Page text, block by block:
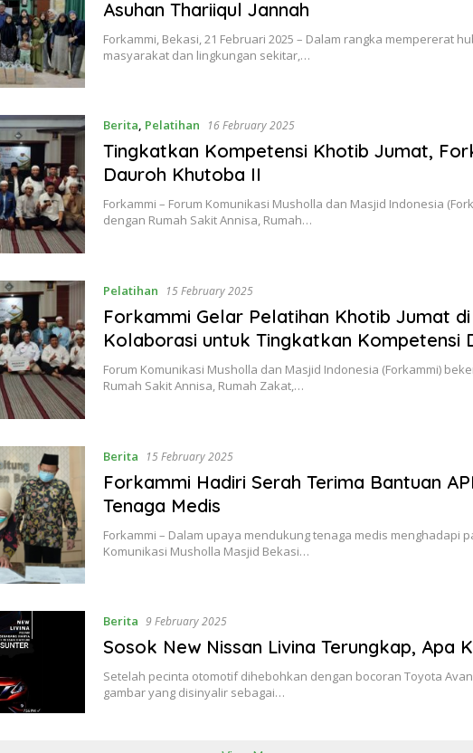
Asuhan Thariiqul Jannah
Forkammi, Bekasi, 21 Februari 2025 – Dalam rangka mempererat
masyarakat dan lingkungan sekitar,…
Berita, Pelatihan 16 February 2025
Tingkatkan Kompetensi Khotib Jumat,
Dauroh Khutoba II
Forkammi – Forum Komunikasi Musholla dan Masjid Indonesia
dengan Rumah Sakit Annisa, Rumah…
Pelatihan 15 February 2025
Forkammi Gelar Pelatihan Khotib Jumat di
Kolaborasi untuk Tingkatkan Kompetensi
Forum Komunikasi Musholla dan Masjid Indonesia (Forkammi)
Rumah Sakit Annisa, Rumah Zakat,…
Berita 15 February 2025
Forkammi Hadiri Serah Terima Bantuan
Tenaga Medis
Forkammi – Dalam upaya mendukung tenaga medis menghadapi
Komunikasi Musholla Masjid Bekasi…
Berita 9 February 2025
Sosok New Nissan Livina Terungkap, Apa
Setelah pecinta otomotif dihebohkan dengan bocoran Toyota
gambar yang disinyalir sebagai…